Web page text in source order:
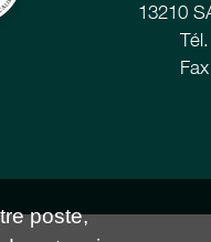
13210
poste,